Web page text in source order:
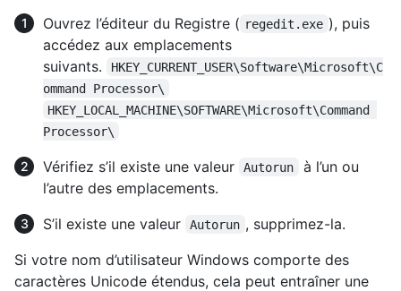
Ouvrez l’éditeur du Registre ( regedit.exe ), puis
accédez aux emplacements
suivants.
HKEY_CURRENT_USER\Software\Microsoft\C
ommand Processor\
HKEY_LOCAL_MACHINE\SOFTWARE\Microsoft\Command
Processor\
Vérifiez s’il existe une valeur Autorun
à l’un ou
l’autre des emplacements.
S’il existe une valeur
Autorun , supprimez-la.
Si votre nom d’utilisateur Windows comporte des
caractères Unicode étendus, cela peut entraîner une